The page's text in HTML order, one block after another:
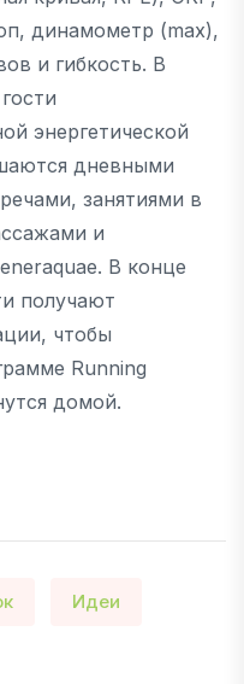
динамометр (max),
и гибкость. В
энергетической
дневными
занятиями в
и
В конце
получают
чтобы
Running
домой.
Идеи